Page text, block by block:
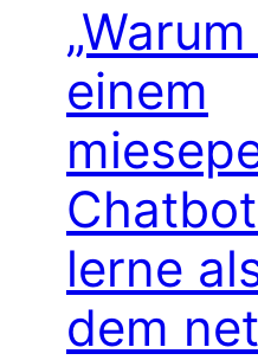
einem
lerne
dem